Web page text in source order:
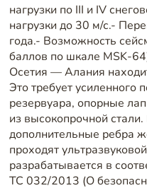
нагрузки по III и IV
нагрузки до 30 м/с.-
года.- Возможность
баллов по шкале MSK-
Осетия — Алания
Это требует усиленного
резервуара, опорные
из высокопрочной
дополнительные ребра
проходят
разрабатывается в
ТС 032/2013 (О